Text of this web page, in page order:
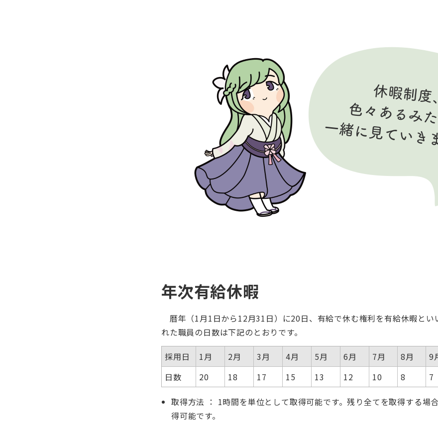
年次有給休暇
暦年（1月1日から12月31日）に20日、有給で休む権利を有給休暇とい
れた職員の日数は下記のとおりです。
採用日 1月 2月 3月 4月 5月 6月 7月 8月 9
日数
20 18 17 15 13 12 10 8 7
取得方法 ： 1時間を単位として取得可能です。残り全てを取得する場
得可能です。